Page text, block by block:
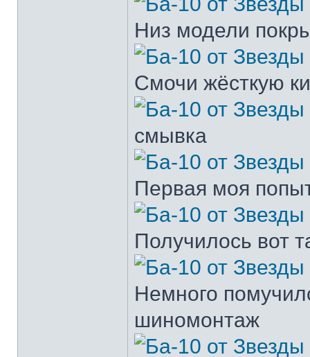
Низ модели
Смочи жёсткую
смывка
Первая моя
Получилось вот
Немного
шиномонтаж